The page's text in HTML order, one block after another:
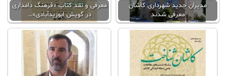
مدیران جدید شهرداری کاشان
معرفی شدند
معرفی و نقد کتاب «فرهنگ دامداری
در گویش ابوزیدآبادی»…